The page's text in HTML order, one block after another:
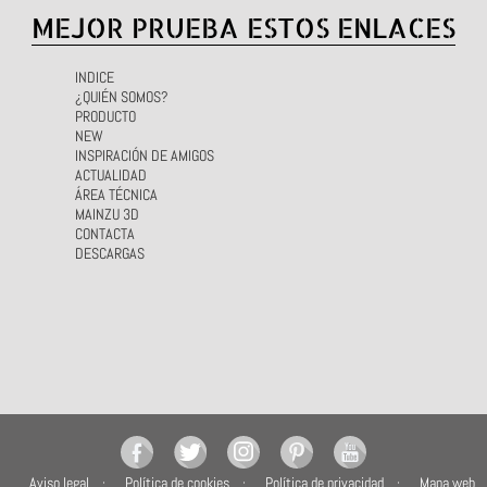
MEJOR PRUEBA ESTOS ENLACES
INDICE
¿QUIÉN SOMOS?
PRODUCTO
NEW
INSPIRACIÓN DE AMIGOS
ACTUALIDAD
ÁREA TÉCNICA
MAINZU 3D
CONTACTA
DESCARGAS
Aviso legal Política de cookies Política de privacidad Mapa web